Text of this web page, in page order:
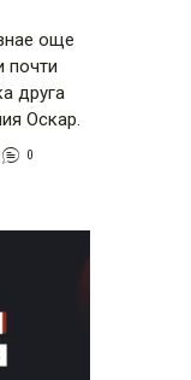
още
почти
друга
Оскар.
0